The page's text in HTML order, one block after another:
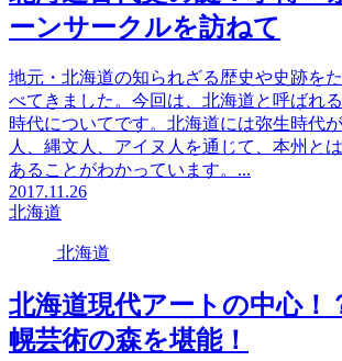
ーンサークルを訪ねて
地元・北海道の知られざる歴史や史跡を
べてきました。今回は、北海道と呼ばれ
時代についてです。北海道には弥生時代
人、縄文人、アイヌ人を通じて、本州と
あることがわかっています。...
2017.11.26
北海道
北海道
北海道現代アートの中心！
幌芸術の森を堪能！